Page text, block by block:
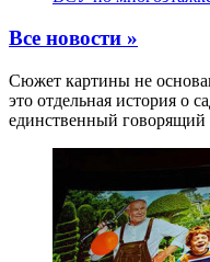
Все новости »
Сюжет картины не
это отдельная история о
единственный говорящий